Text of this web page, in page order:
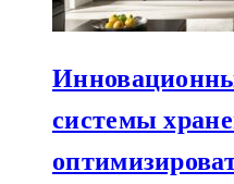
системы